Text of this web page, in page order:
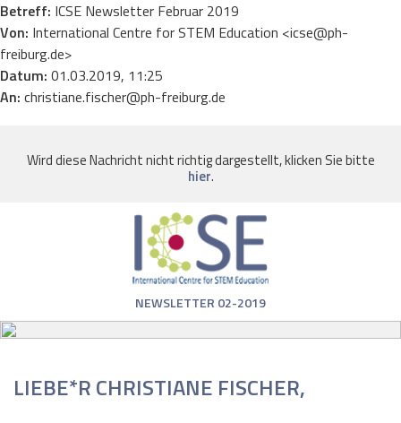
Betreff: ICSE Newsletter Februar 2019
Von: International Centre for STEM Education <icse@ph-
freiburg.de>
Datum: 01.03.2019, 11:25
An: christiane.fischer@ph-freiburg.de
Wird diese Nachricht nicht richtig dargestellt, klicken Sie bitte
hier.
NEWSLETTER 02-2019
LIEBE*R CHRISTIANE FISCHER,